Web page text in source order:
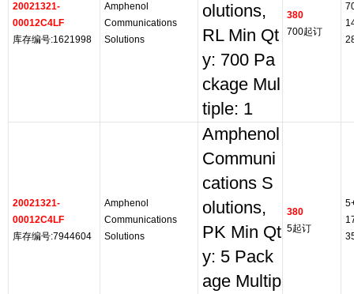
20021321-
00012C4LF
库存编号:1621998
Amphenol
Communications
Solutions
olutions,
RL Min Qt
y: 700 Pa
ckage Mul
tiple: 1
380
700起订
20021321-
00012C4LF
库存编号:7944604
Amphenol
Communications
Solutions
Amphenol
Communi
cations S
olutions,
PK Min Qt
y: 5 Pack
age Multip
380
5起订